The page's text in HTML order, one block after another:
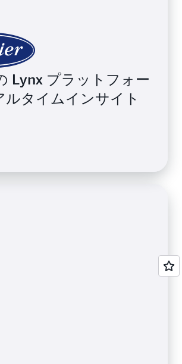
Lynx プラットフォー
ルタイムインサイト